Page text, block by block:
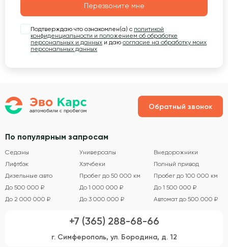
Перезвоните мне
Подтверждаю что ознакомлен(а) с политикой
конфиденциальности и положением об обработке
персональных и данных и даю согласие на обработку моих
персональных данных
Обратный звонок
По популярным запросам
Седаны Универсалы
Внедорожники
Лифтбэк
Хэтчбеки
Полный привод
Дизельные авто
Пробег до 50 000 км
Пробег до 100 000 км
До 500 000 ₽
До 1 000 000 ₽
До 1 500 000 ₽
До 2 000 000 ₽
До 3 000 000 ₽ Автомат до 500 000 ₽
+7 (365) 288-68-66
г. Симферополь, ул. Бородина, д. 12